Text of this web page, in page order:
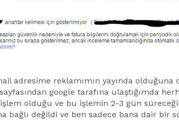
adresime reklamımın yayında olduğuna
google tarafına ulaştığımda
olduğu ve bu işlemin 2-3 gün
bağlı değildi ve ben sadece bana dair bir